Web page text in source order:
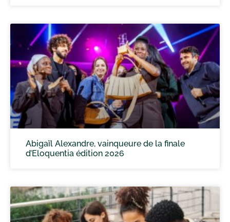
Abigaïl Alexandre, vainqueure de la finale
d’Eloquentia édition 2026